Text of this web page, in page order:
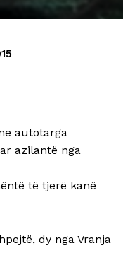
autotarga
azilantë nga
të tjerë kanë
dy nga Vranja